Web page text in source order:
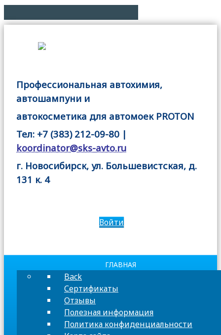
Профессиональная автохимия,
автошампуни и
автокосметика для автомоек PROTON
Тел: +7 (383) 212-09-80 |
koordinator@sks-avto.ru
г. Новосибирск, ул. Большевистская, д.
131 к. 4
Войти
ГЛАВНАЯ
Back
Сертификаты
Отзывы
Полезная информация
Политика конфиденциальности